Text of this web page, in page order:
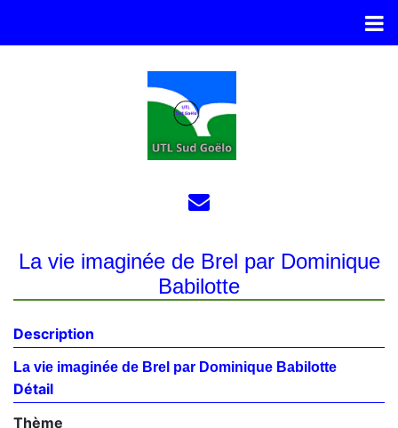
La vie imaginée de Brel par Dominique
Babilotte
Description
La vie imaginée de Brel par Dominique Babilotte
Détail
Thème